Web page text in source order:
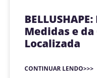
Medidas e
Localizada
CONTINUAR LENDO>>>